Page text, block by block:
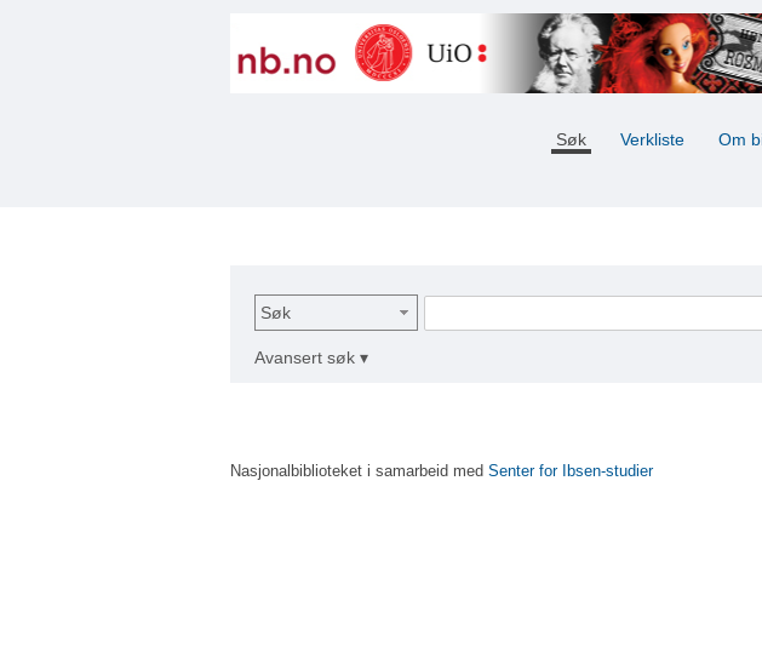
Søk Verkliste Om
Søk
Avansert søk ▾
Nasjonalbiblioteket i samarbeid med Senter for Ibsen-studier